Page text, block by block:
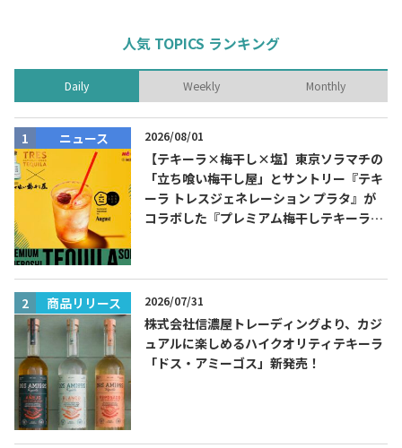
人気 TOPICS ランキング
Daily Weekly Monthly
ニュース 2026/08/01
【テキーラ×梅干し×塩】東京ソラマチの
「立ち喰い梅干し屋」とサントリー『テキ
ーラ トレスジェネレーション プラタ』が
コラボした『プレミアム梅干しテキーラソ
商品リリース 2026/07/31
株式会社信濃屋トレーディングより、カジ
ュアルに楽しめるハイクオリティテキーラ
「ドス・アミーゴス」新発売！